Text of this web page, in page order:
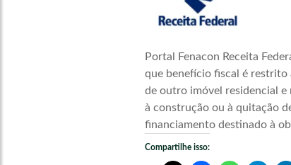
Portal Fenacon Receita
que benefício fiscal é restrito
de outro imóvel residencial e
à construção ou à quitação
financiamento destinado à
Compartilhe isso: